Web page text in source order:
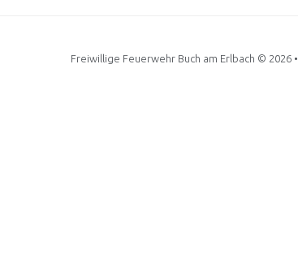
Freiwillige Feuerwehr Buch am Erlbach © 2026 •